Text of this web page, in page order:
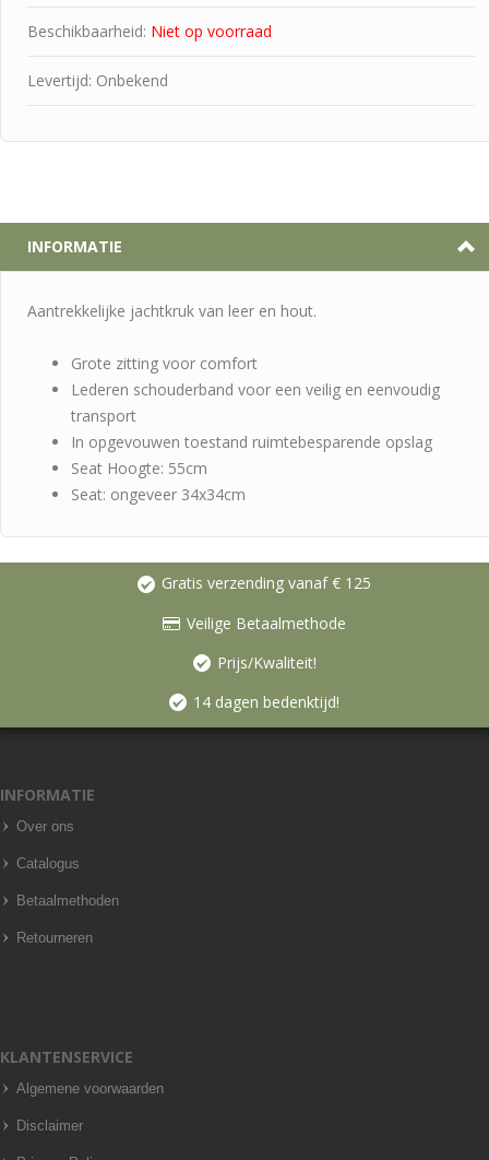
Beschikbaarheid: Niet op voorraad
Levertijd: Onbekend
INFORMATIE
Aantrekkelijke jachtkruk van leer en hout.
Grote zitting voor comfort
Lederen schouderband voor een veilig en eenvoudig
transport
In opgevouwen toestand ruimtebesparende opslag
Seat Hoogte: 55cm
Seat: ongeveer 34x34cm
Gratis verzending vanaf € 125
Veilige Betaalmethode
Prijs/Kwaliteit!
14 dagen bedenktijd!
INFORMATIE
Over ons
Catalogus
Betaalmethoden
Retourneren
KLANTENSERVICE
Algemene voorwaarden
Disclaimer